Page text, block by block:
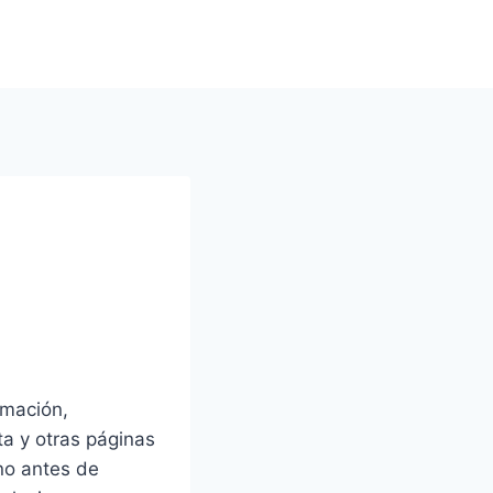
y otras páginas
antes de